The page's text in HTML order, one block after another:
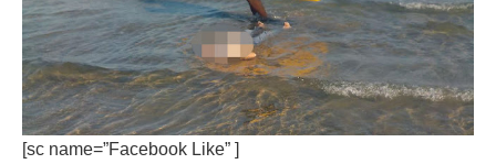
[sc name=”Facebook Like” ]